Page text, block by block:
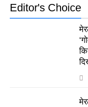
Editor's Choice